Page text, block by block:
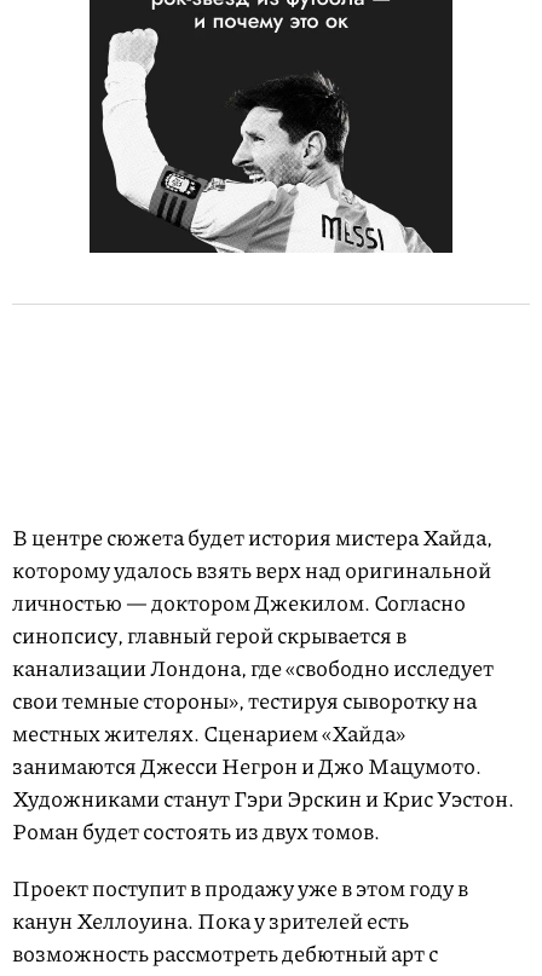
В центре сюжета будет история мистера Хайда,
которому удалось взять верх над оригинальной
личностью — доктором Джекилом. Согласно
синопсису, главный герой скрывается в
канализации Лондона, где «свободно исследует
свои темные стороны», тестируя сыворотку на
местных жителях. Сценарием «Хайда»
занимаются Джесси Негрон и Джо Мацумото.
Художниками станут Гэри Эрскин и Крис Уэстон.
Роман будет состоять из двух томов.
Проект поступит в продажу уже в этом году в
канун Хеллоуина. Пока у зрителей есть
возможность рассмотреть дебютный арт с